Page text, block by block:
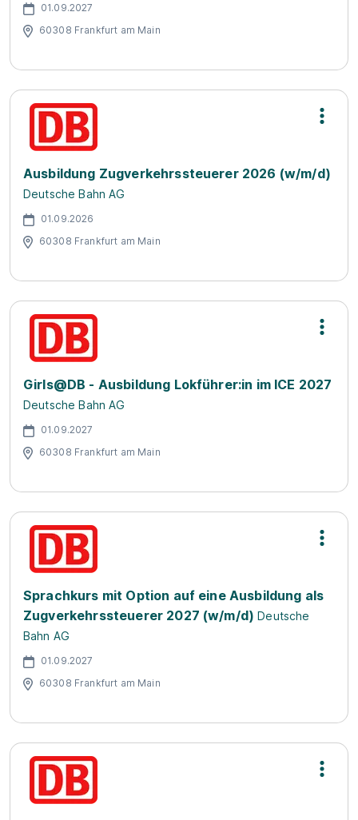
01.09.2027
60308 Frankfurt am Main
Ausbildung Zugverkehrssteuerer 2026 (w/m/d)
Deutsche Bahn AG
01.09.2026
60308 Frankfurt am Main
Girls@DB - Ausbildung Lokführer:in im ICE 2027
Deutsche Bahn AG
01.09.2027
60308 Frankfurt am Main
Sprachkurs mit Option auf eine Ausbildung als
Zugverkehrssteuerer 2027 (w/m/d) Deutsche
Bahn AG
01.09.2027
60308 Frankfurt am Main